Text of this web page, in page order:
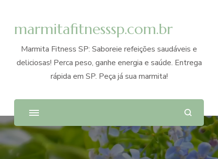
marmitafitnesssp.com.br
Marmita Fitness SP: Saboreie refeições saudáveis e
deliciosas! Perca peso, ganhe energia e saúde. Entrega
rápida em SP. Peça já sua marmita!